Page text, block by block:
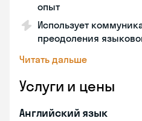
опыт
Использует
преодоления
Читать дальше
Услуги и цены
Английский язык